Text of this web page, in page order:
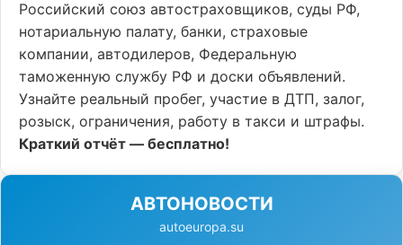
Российский союз автостраховщиков, суды РФ,
нотариальную палату, банки, страховые
компании, автодилеров, Федеральную
таможенную службу РФ и доски объявлений.
Узнайте реальный пробег, участие в ДТП, залог,
розыск, ограничения, работу в такси и штрафы.
Краткий отчёт — бесплатно!
АВТОНОВОСТИ
autoeuropa.su